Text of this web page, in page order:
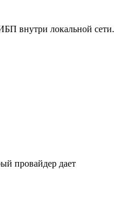
внутри локальной сети.
провайдер дает